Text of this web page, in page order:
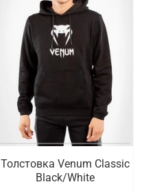
Толстовка Venum Classic
Black/White